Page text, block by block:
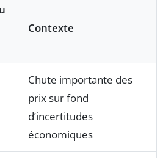
Contexte
Chute importante des
prix sur fond
d’incertitudes
économiques